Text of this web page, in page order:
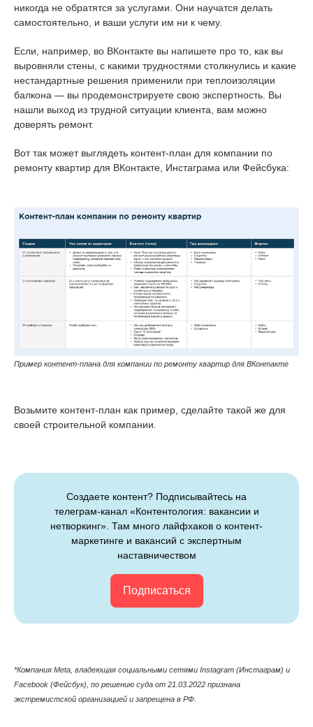
никогда не обратятся за услугами. Они научатся делать
самостоятельно, и ваши услуги им ни к чему.
Если, например, во ВКонтакте вы напишете про то, как вы
выровняли стены, с какими трудностями столкнулись и какие
нестандартные решения применили при теплоизоляции
балкона — вы продемонстрируете свою экспертность. Вы
нашли выход из трудной ситуации клиента, вам можно
доверять ремонт.
Вот так может выглядеть контент-план для компании по
ремонту квартир для ВКонтакте, Инстаграма или Фейсбука:
Пример контент-плана для компании по ремонту квартир для ВКонтакте
Возьмите контент-план как пример, сделайте такой же для
своей строительной компании.
Создаете контент? Подписывайтесь на
телеграм-канал «Контентология: вакансии и
нетворкинг». Там много лайфхаков о контент-
маркетинге и вакансий с экспертным
наставничеством
Подписаться
*Компания Meta, владеющая cоциальными сетями Instagram (Инстаграм) и
Facebook (Фейсбук), по решению суда от 21.03.2022 признана
экстремистской организацией и запрещена в РФ.